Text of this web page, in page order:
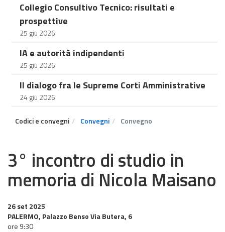
Collegio Consultivo Tecnico: risultati e
prospettive
25 giu 2026
IA e autorità indipendenti
25 giu 2026
Il dialogo fra le Supreme Corti Amministrative
24 giu 2026
Codici e convegni Convegni Convegno
3° incontro di studio in
memoria di Nicola Maisano
26 set 2025
PALERMO, Palazzo Benso Via Butera, 6
ore 9:30